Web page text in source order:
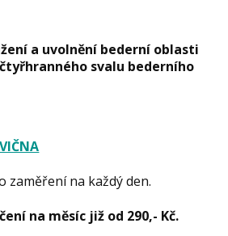
a uvolnění bederní oblasti
svalu bederního
zaměření na každý den.
na měsíc již od 290,- Kč.